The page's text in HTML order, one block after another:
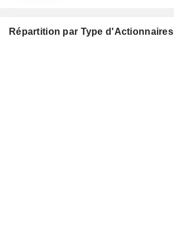
Répartition par Type d'Actionnaires